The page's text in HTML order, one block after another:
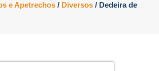
e Apetrechos/ Diversos/ Dedeira de